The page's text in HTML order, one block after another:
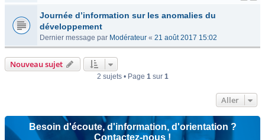
Journée d’information sur les anomalies du
développement
Dernier message par Modérateur « 21 août 2017 15:02
Nouveau sujet
2 sujets • Page 1sur 1
Aller
Besoin d'écoute, d'information, d'orientation ?
Contactez-nous !